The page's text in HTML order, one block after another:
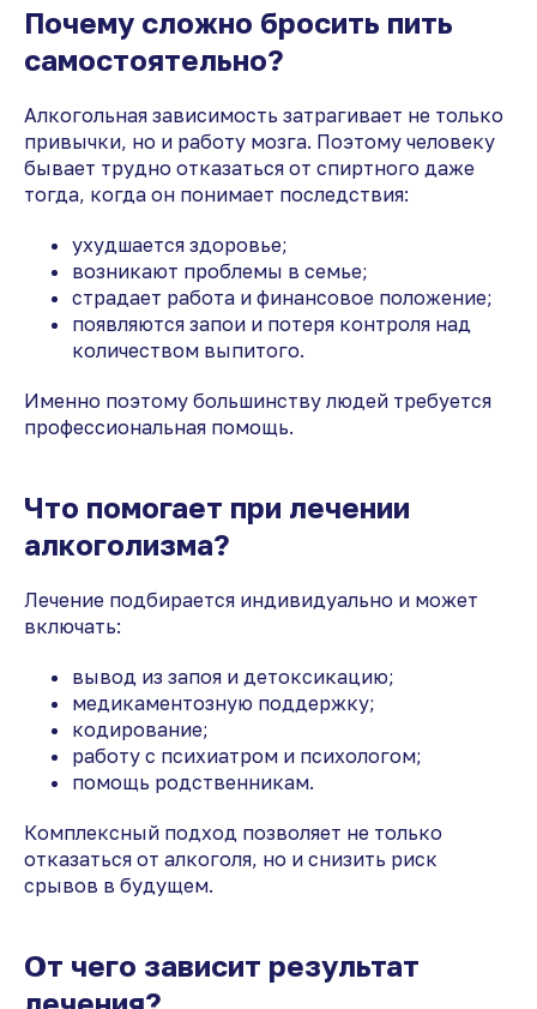
Почему сложно бросить пить
самостоятельно?
Алкогольная зависимость затрагивает не только
привычки, но и работу мозга. Поэтому человеку
бывает трудно отказаться от спиртного даже
тогда, когда он понимает последствия:
ухудшается здоровье;
возникают проблемы в семье;
страдает работа и финансовое положение;
появляются запои и потеря контроля над
количеством выпитого.
Именно поэтому большинству людей требуется
профессиональная помощь.
Что помогает при лечении
алкоголизма?
Лечение подбирается индивидуально и может
включать:
вывод из запоя и детоксикацию;
медикаментозную поддержку;
кодирование;
работу с психиатром и психологом;
помощь родственникам.
Комплексный подход позволяет не только
отказаться от алкоголя, но и снизить риск
срывов в будущем.
От чего зависит результат